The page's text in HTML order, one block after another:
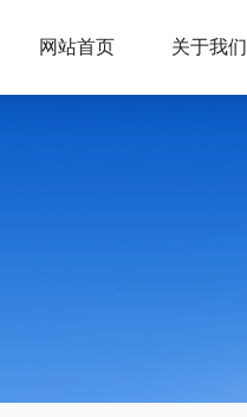
网站首页 关于我们